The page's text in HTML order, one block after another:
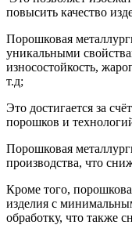
повысить качество
Порошковая
уникальными
износостойкость,
т.д;
Это достигается за
порошков и
Порошковая
производства, что
Кроме того,
изделия с
обработку, что также